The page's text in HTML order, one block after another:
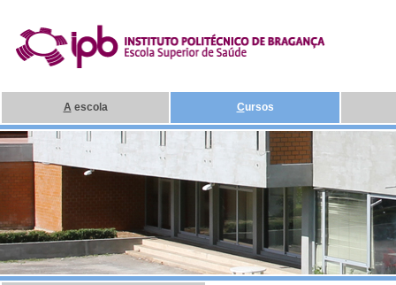
A escola Cursos